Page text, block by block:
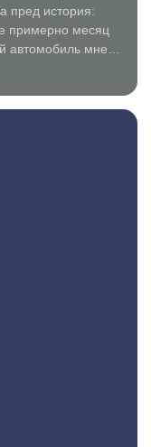
пред история:
примерно месяц
автомобиль мне
передо мной сразу